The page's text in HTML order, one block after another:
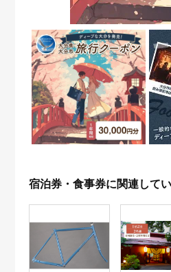
宿泊券・食事券に関連して